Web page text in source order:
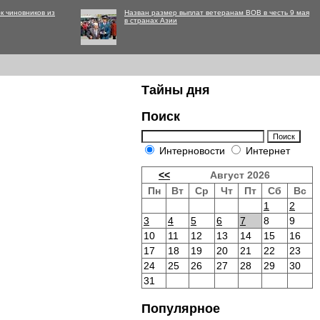
чиновников из
Назван размер выплат ветеранам ВОВ в честь 9 мая
в странах Азии
Тайны дня
Поиск
Интерновости Интернет
<<
Август 2026
Пн
Вт Ср Чт Пт Сб
Вс
1
2
3
4 5 6 7 8
9
10
11 12 13 14 15
16
17
18 19 20 21 22
23
24
25 26 27 28 29
30
31
Популярное